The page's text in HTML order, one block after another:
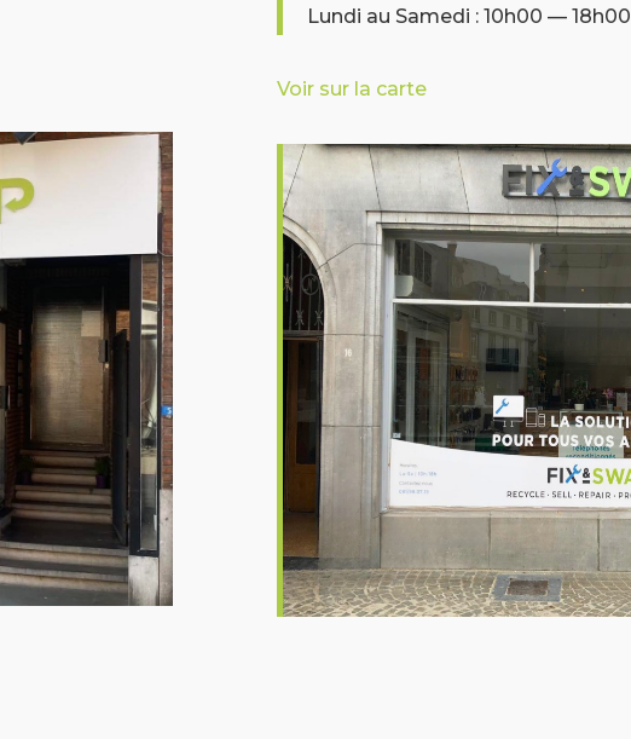
Lundi au Samedi : 10h00 — 18h00
Voir sur la carte